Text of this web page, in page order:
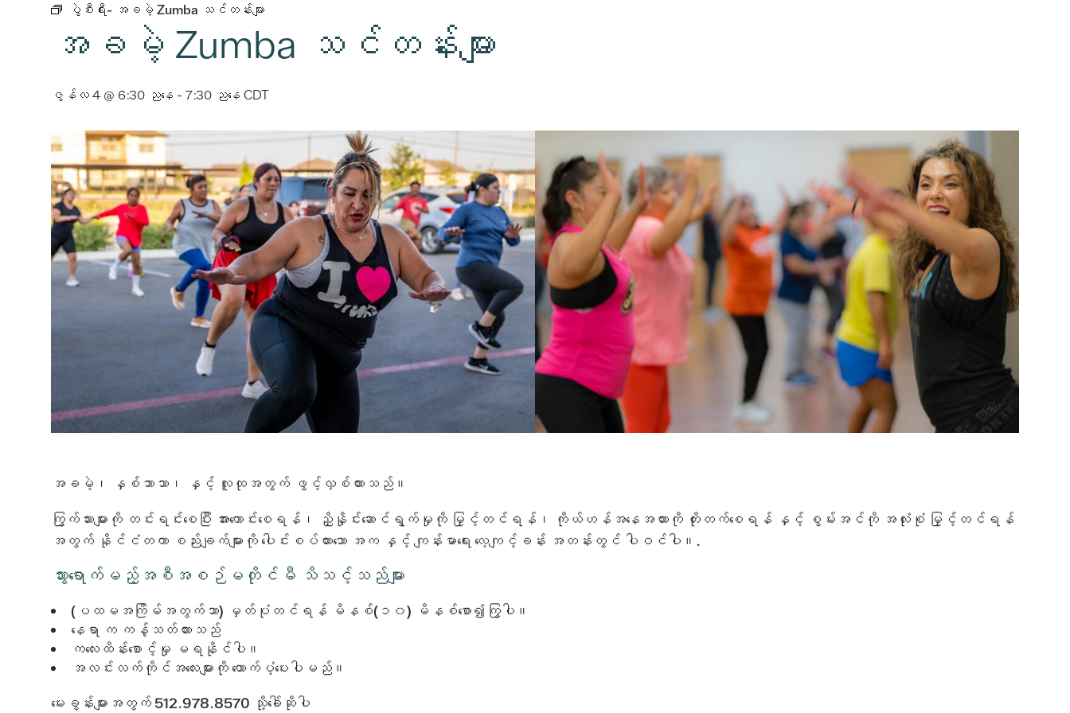
ပွဲစီးရီး- အခမဲ့ Zumba သင်တန်းများ
အခမဲ့ Zumba သင်တန်းများ
ဇွန်လ 4 @ 6:30 ညနေ - 7:30 ညနေ CDT
အခမဲ့၊ နှစ်ဘာသာ၊ နှင့် လူထုအတွက် ဖွင့်လှစ်ထားသည်။
ကြွက်သားများကို တင်းရင်းစေပြီး အားကောင်းစေရန်၊ ညှိနှိုင်းဆောင်ရွက်မှုကို မြှင့်တင်ရန်၊ ကိုယ်ဟန်အနေအထားကို တိုးတက်စေရန် နှင့် စွမ်းအင်ကို အလုံးစုံ မြှင့်တင်ရန်
အတွက် နိုင်ငံတကာ စည်းချက်များကို ပေါင်းစပ်ထားသော အက နှင့် ကျန်းမာရေး လေ့ကျင့်ခန်း အတန်းတွင် ပါဝင်ပါ။.
သွားရောက်မည့်အစီအစဉ်မတိုင်မီ သိသင့်သည်များ
(ပထမအကြိမ်အတွက်သာ) မှတ်ပုံတင်ရန် မိနစ်(၁၀) မိနစ်စော၍ကြွပါ။
နေရာ က ကန့်သတ်ထားသည်
ကလေးထိန်းစောင့်မှု မရနိုင်ပါ။
အလင်းလက်ကိုင်အလေးများကို ထောက်ပံ့ပေးပါမည်။
မေးခွန်းများအတွက် 512.978.8570 သို့ခေါ်ဆိုပါ